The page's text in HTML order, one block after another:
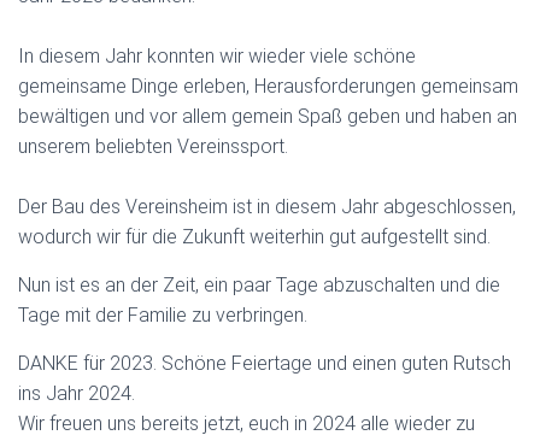
In diesem Jahr konnten wir wieder viele schöne
gemeinsame Dinge erleben, Herausforderungen gemeinsam
bewältigen und vor allem gemein Spaß geben und haben an
unserem beliebten Vereinssport.
Der Bau des Vereinsheim ist in diesem Jahr abgeschlossen,
wodurch wir für die Zukunft weiterhin gut aufgestellt sind.
Nun ist es an der Zeit, ein paar Tage abzuschalten und die
Tage mit der Familie zu verbringen.
DANKE für 2023. Schöne Feiertage und einen guten Rutsch
ins Jahr 2024.
Wir freuen uns bereits jetzt, euch in 2024 alle wieder zu